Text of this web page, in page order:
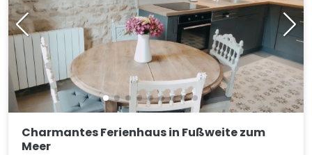
Charmantes Ferienhaus in Fußweite zum
Meer